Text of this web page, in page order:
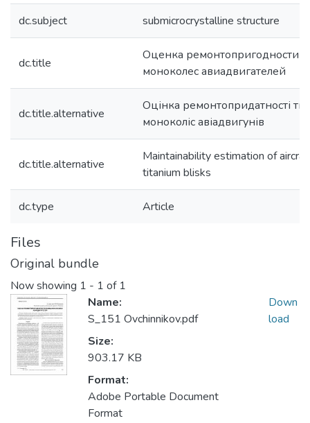
dc.subject submicrocrystalline structure
dc.title
Оценка ремонтопригодности
моноколес авиадвигателей
dc.title.alternative
Оцінка ремонтопридатності
моноколіс авіадвигунів
dc.title.alternative
Maintainability estimation of
titanium blisks
dc.type Article
Files
Original bundle
Now showing 1 - 1 of 1
Name:
S_151 Ovchinnikov.pdf
Size:
903.17 KB
Format:
Adobe Portable Document
Format
Down
load